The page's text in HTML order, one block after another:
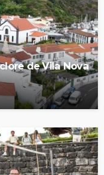
de Vila Nova